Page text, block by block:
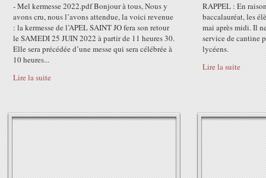
- Mel kermesse 2022.pdf Bonjour à tous, Nous y
avons cru, nous l’avons attendue, la voici revenue
: la kermesse de l’APEL SAINT JO fera son retour
le SAMEDI 25 JUIN 2022 à partir de 11 heures 30.
Elle sera précédée d’une messe qui sera célébrée à
10 heures...
Lire la suite
RAPPEL : En
baccalauréat, les
mai après midi. Il
service de cantine
lycéens.
Lire la suite